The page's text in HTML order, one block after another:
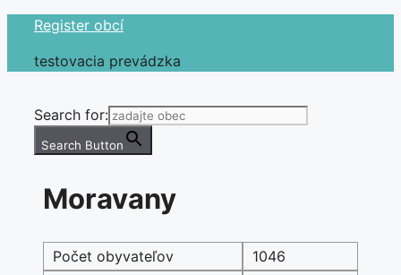
Preskočiť
obsah
Register obcí
testovacia prevádzka
Search for:
Search Button
Moravany
Počet obyvateľov
1046